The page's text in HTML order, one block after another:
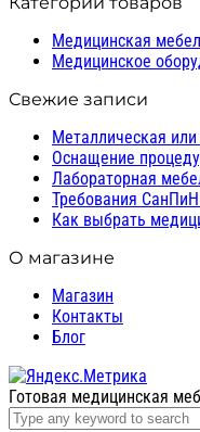
Медицинская
Медицинское
Свежие записи
Металлическая
Оснащение
Лабораторная
Требования
Как выбрать
О магазине
Магазин
Контакты
Блог
Готовая медицинская